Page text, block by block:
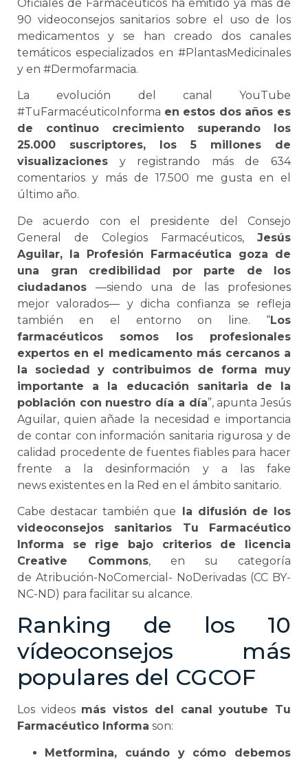
Oficiales de Farmacéuticos ha emitido ya más de
90 videoconsejos sanitarios sobre el uso de los
medicamentos y se han creado dos canales
temáticos especializados en #PlantasMedicinales
y en #Dermofarmacia.
La evolución del canal YouTube
#TuFarmacéuticoInforma en estos dos años es
de continuo crecimiento superando los
25.000 suscriptores, los 5 millones de
visualizaciones y registrando más de 634
comentarios y más de 17.500 me gusta en el
último año.
De acuerdo con el presidente del Consejo
General de Colegios Farmacéuticos, Jesús
Aguilar, la Profesión Farmacéutica goza de
una gran credibilidad por parte de los
ciudadanos —siendo una de las profesiones
mejor valorados— y dicha confianza se refleja
también en el entorno on line. “Los
farmacéuticos somos los profesionales
expertos en el medicamento más cercanos a
la sociedad y contribuimos de forma muy
importante a la educación sanitaria de la
población con nuestro día a día”, apunta Jesús
Aguilar, quien añade la necesidad e importancia
de contar con información sanitaria rigurosa y de
calidad procedente de fuentes fiables para hacer
frente a la desinformación y a las fake
news existentes en la Red en el ámbito sanitario.
Cabe destacar también que la difusión de los
videoconsejos sanitarios Tu Farmacéutico
Informa se rige bajo criterios de licencia
Creative Commons, en su categoría
de Atribución-NoComercial- NoDerivadas (CC BY-
NC-ND) para facilitar su alcance.
Ranking de los 10
vídeoconsejos más
populares del CGCOF
Los videos más vistos del canal youtube Tu
Farmacéutico Informa son:
Metformina, cuándo y cómo debemos